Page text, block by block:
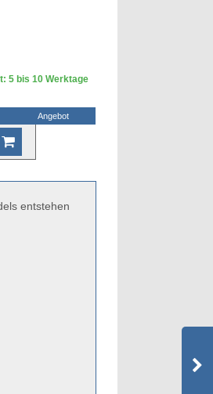
5 bis 10 Werktage
Angebot
entstehen